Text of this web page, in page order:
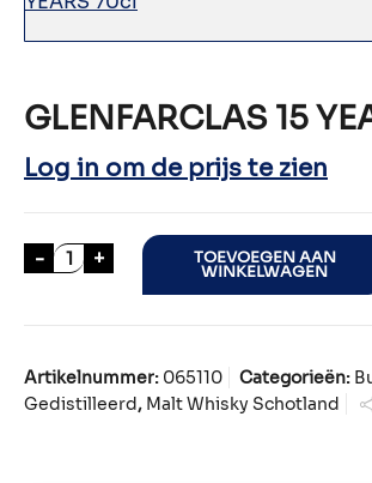
GLENFARCLAS 15
Log in om de prijs te zien
- GLENFARCLAS 15 YEARS 70cl
+ TOEVOEGEN AAN
WINKELWAGEN
Artikelnummer: 065110 Categorieën:
Gedistilleerd, Malt Whisky Schotland